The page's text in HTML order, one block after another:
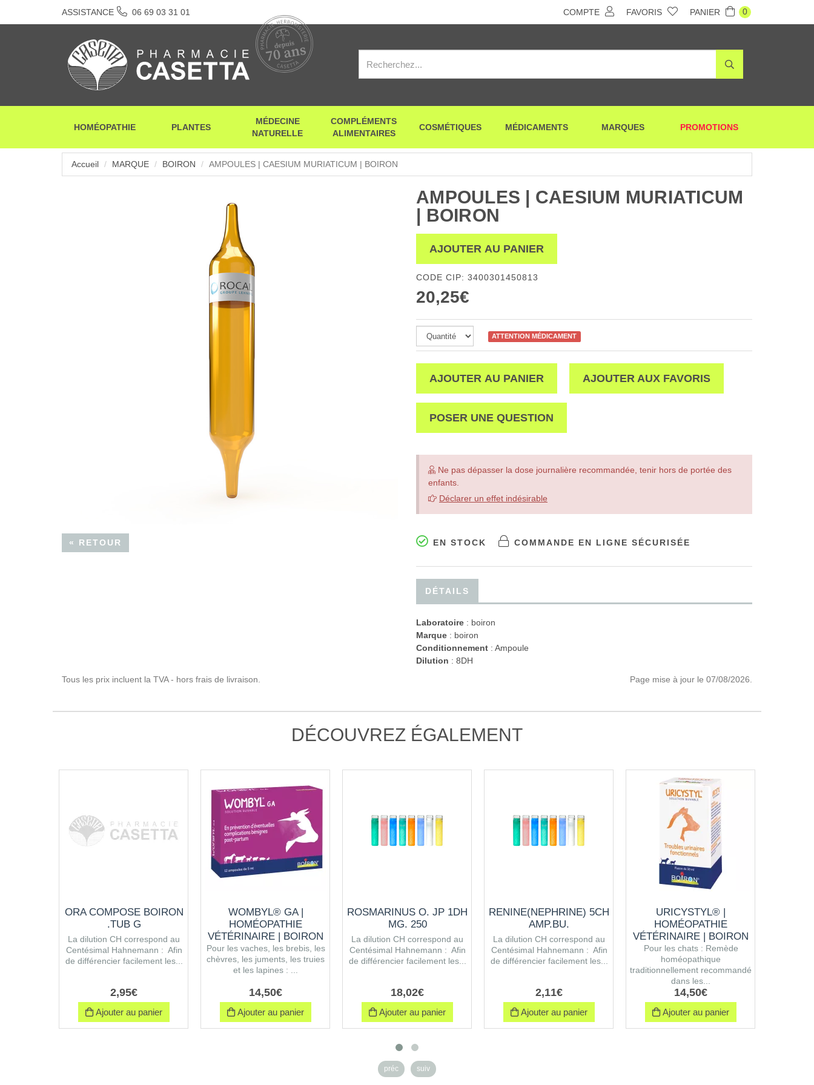
ASSISTANCE 06 69 03 31 01 COMPTE FAVORIS PANIER 0
HOMÉOPATHIE PLANTES
MÉDECINE
NATURELLE
COMPLÉMENTS
ALIMENTAIRES
COSMÉTIQUES MÉDICAMENTS MARQUES PROMOTIONS
Accueil MARQUE BOIRON AMPOULES | CAESIUM MURIATICUM | BOIRON
« RETOUR
AMPOULES | CAESIUM MURIATICUM
| BOIRON
AJOUTER AU PANIER
CODE CIP: 3400301450813
20,25€
ATTENTION MÉDICAMENT
AJOUTER AU PANIER AJOUTER AUX FAVORIS
POSER UNE QUESTION
Ne pas dépasser la dose journalière recommandée, tenir hors de portée des
enfants.
Déclarer un effet indésirable
EN STOCK COMMANDE EN LIGNE SÉCURISÉE
DÉTAILS
Laboratoire : boiron
Marque : boiron
Conditionnement : Ampoule
Dilution : 8DH
Tous les prix incluent la TVA - hors frais de livraison.
Page mise à jour le 07/08/2026.
DÉCOUVREZ ÉGALEMENT
ORA COMPOSE BOIRON
.TUB G
La dilution CH correspond au
Centésimal Hahnemann : Afin
de différencier facilement les...
2,95€
Ajouter au panier
WOMBYL® GA |
HOMÉOPATHIE
VÉTÉRINAIRE | BOIRON
Pour les vaches, les brebis, les
chèvres, les juments, les truies
et les lapines : ...
14,50€
Ajouter au panier
ROSMARINUS O. JP 1DH
MG. 250
La dilution CH correspond au
Centésimal Hahnemann : Afin
de différencier facilement les...
18,02€
Ajouter au panier
RENINE(NEPHRINE) 5CH
AMP.BU.
La dilution CH correspond au
Centésimal Hahnemann : Afin
de différencier facilement les...
2,11€
Ajouter au panier
URICYSTYL® |
HOMÉOPATHIE
VÉTÉRINAIRE | BOIRON
Pour les chats : Remède
homéopathique
traditionnellement recommandé
dans les...
14,50€
Ajouter au panier
préc suiv